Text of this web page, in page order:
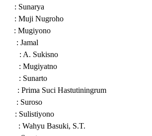
: Sunarya
: Muji Nugroho
: Mugiyono
: Jamal
: A. Sukisno
: Mugiyatno
: Sunarto
: Prima Suci Hastutiningrum
: Suroso
: Sulistiyono
: Wahyu Basuki, S.T.
10
Juni
2026
46
Lomba
Satkampling